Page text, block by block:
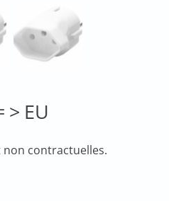
> EU